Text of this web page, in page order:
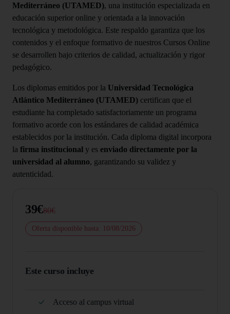
Mediterráneo (UTAMED), una institución especializada en
educación superior online y orientada a la innovación
tecnológica y metodológica. Este respaldo garantiza que los
contenidos y el enfoque formativo de nuestros Cursos Online
se desarrollen bajo criterios de calidad, actualización y rigor
pedagógico.
Los diplomas emitidos por la Universidad Tecnológica
Atlántico Mediterráneo (UTAMED) certifican que el
estudiante ha completado satisfactoriamente un programa
formativo acorde con los estándares de calidad académica
establecidos por la institución. Cada diploma digital incorpora
la firma institucional y es enviado directamente por la
universidad al alumno, garantizando su validez y
autenticidad.
39€80€
Oferta disponible hasta: 10/08/2026
Este curso incluye
Acceso al campus virtual